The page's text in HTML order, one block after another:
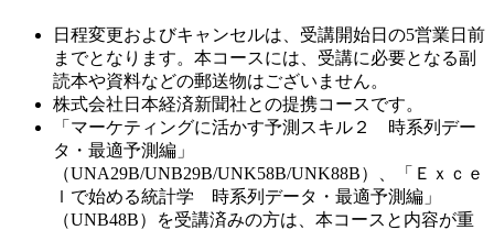
日程変更およびキャンセルは、受講開始日の5営業日前
までとなります。本コースには、受講に必要となる副
読本や資料などの郵送物はございません。
株式会社日本経済新聞社との提携コースです。
「マーケティングに活かす予測スキル２ 時系列デー
タ・最適予測編」
（UNA29B/UNB29B/UNK58B/UNK88B）、「Ｅｘｃｅ
ｌで始める統計学 時系列データ・最適予測編」
（UNB48B）を受講済みの方は、本コースと内容が重